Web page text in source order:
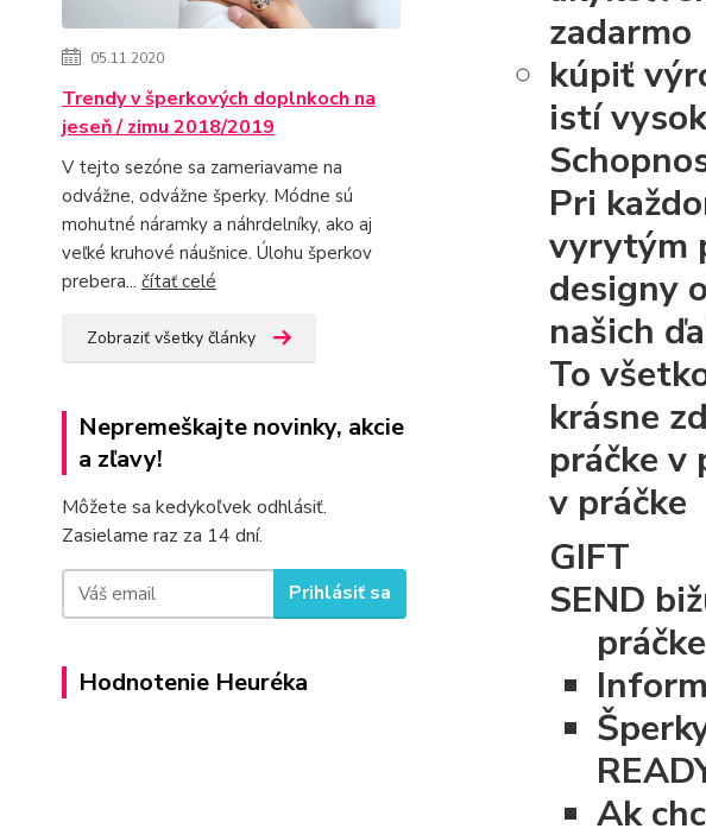
05.11.2020
Trendy v šperkových doplnkoch na
jeseň / zimu 2018/2019
V tejto sezóne sa zameriavame na
odvážne, odvážne šperky. Módne sú
mohutné náramky a náhrdelníky, ako aj
veľké kruhové náušnice. Úlohu šperkov
prebera... čítať celé
Zobraziť všetky články
Nepremeškajte novinky, akcie
a zľavy!
Môžete sa kedykoľvek odhlásiť.
Zasielame raz za 14 dní.
Prihlásiť sa
Hodnotenie Heuréka
zadarmo
kúpiť
istí
Pri
vyrytým
designy
našich
To
krásne
práčke v
v práčke
GIFT
SEND
práčke
Ak